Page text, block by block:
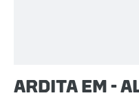
ARDITA EM -